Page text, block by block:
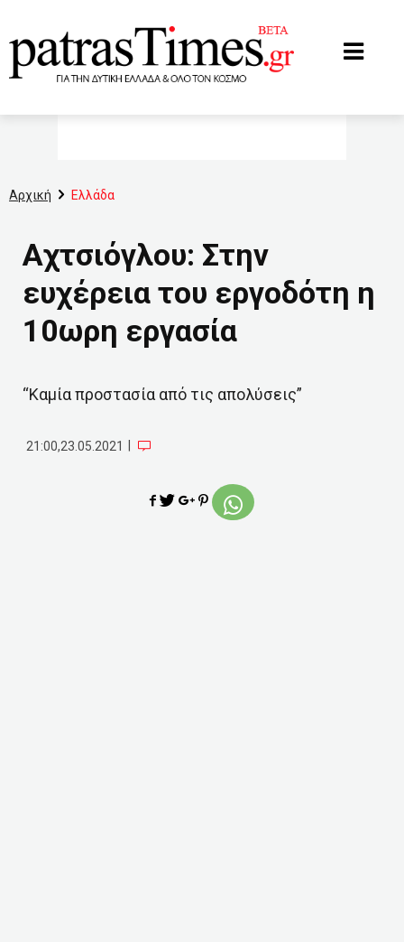
Αρχική Ελλάδα
Αχτσιόγλου: Στην
ευχέρεια του εργοδότη η
10ωρη εργασία
“Καμία προστασία από τις απολύσεις”
21:00,23.05.2021